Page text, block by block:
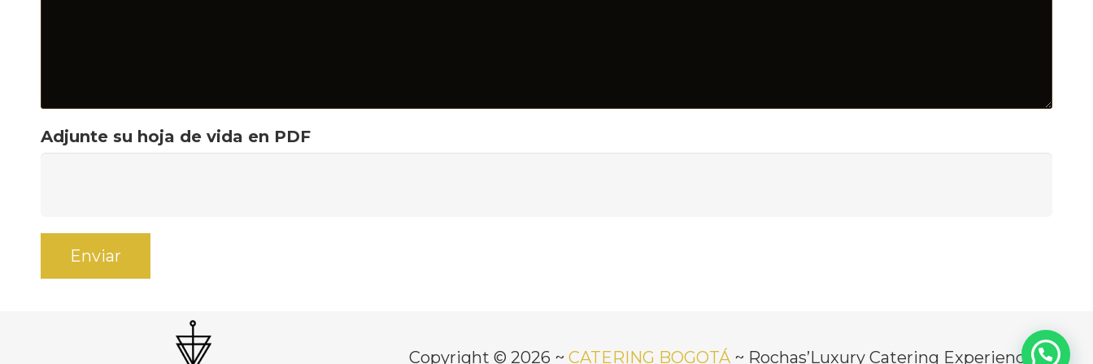
Adjunte su hoja de vida en PDF
Enviar
Copyright © 2026 ~ CATERING BOGOTÁ~ Rochas’Luxury Catering Experience.